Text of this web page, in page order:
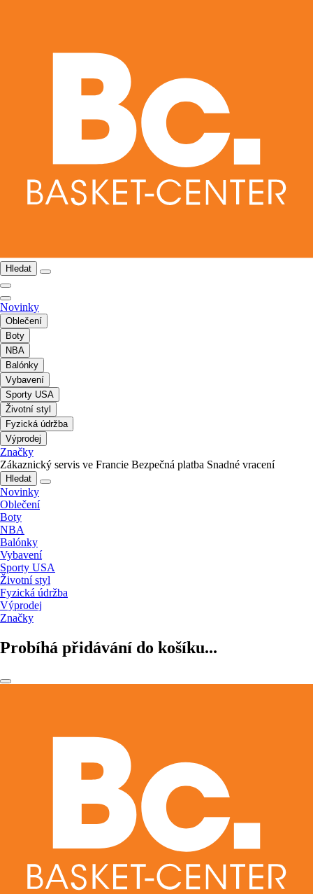
Hledat
Novinky
Oblečení
Boty
NBA
Balónky
Vybavení
Sporty USA
Životní styl
Fyzická údržba
Výprodej
Značky
Zákaznický servis ve Francie Bezpečná platba Snadné vracení
Hledat
Novinky
Oblečení
Boty
NBA
Balónky
Vybavení
Sporty USA
Životní styl
Fyzická údržba
Výprodej
Značky
Probíhá přidávání do košíku...